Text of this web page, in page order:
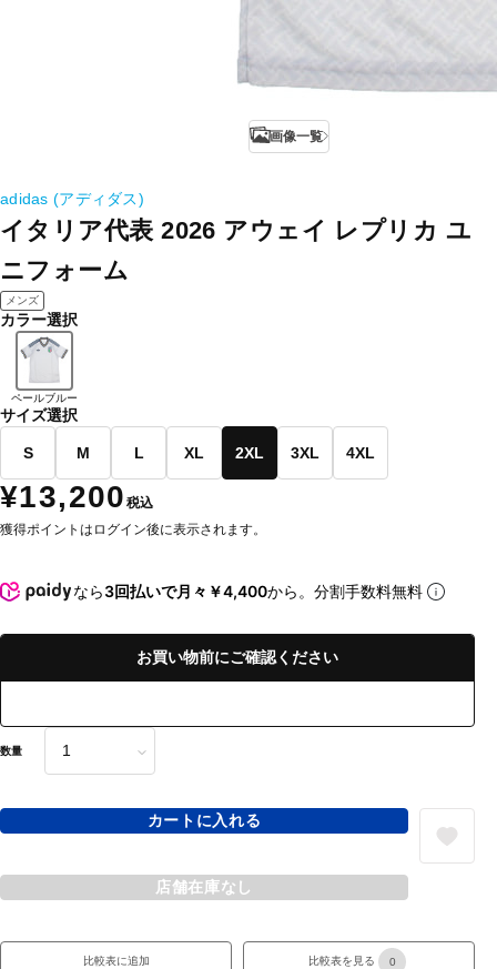
画像一覧
adidas (アディダス)
イタリア代表 2026 アウェイ レプリカ ユ
ニフォーム
メンズ
カラー選択
ペールブルー
サイズ選択
S M L XL 2XL 3XL 4XL
¥13,200 税込
獲得ポイントはログイン後に表示されます。
なら3回払いで月々￥4,400から。分割手数料無料
お買い物前にご確認ください
数量
カートに入れる
店舗在庫なし
比較表に追加 比較表を見る 0